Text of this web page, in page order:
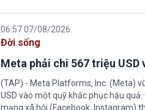
06:57 07/08/2026
Đời sống
Meta phải chi 567 triệu
(TAP) - Meta Platforms, Inc. (Meta)
USD vào một quỹ khắc phục hậu
mạng xã hội (Facebook, Instagram)